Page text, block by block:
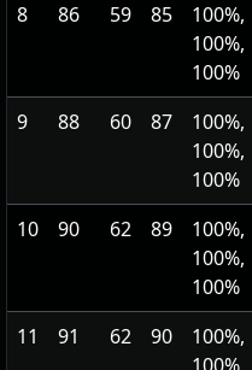
8 86 59 85
100%,
100%,
100%
9 88 60 87
100%,
100%,
100%
10 90 62 89
100%,
100%,
100%
11 91 62 90
100%,